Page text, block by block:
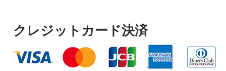
クレジットカード決済